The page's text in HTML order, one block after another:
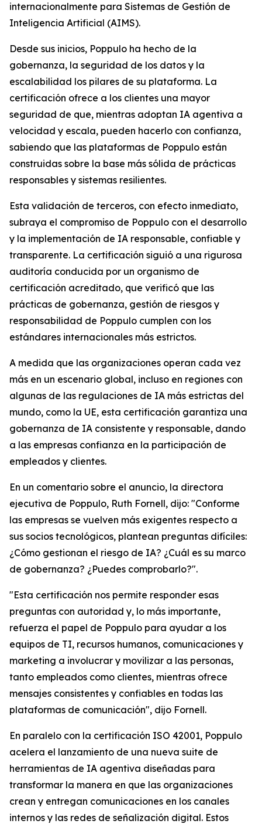
internacionalmente para Sistemas de Gestión de
Inteligencia Artificial (AIMS).
Desde sus inicios, Poppulo ha hecho de la
gobernanza, la seguridad de los datos y la
escalabilidad los pilares de su plataforma. La
certificación ofrece a los clientes una mayor
seguridad de que, mientras adoptan IA agentiva a
velocidad y escala, pueden hacerlo con confianza,
sabiendo que las plataformas de Poppulo están
construidas sobre la base más sólida de prácticas
responsables y sistemas resilientes.
Esta validación de terceros, con efecto inmediato,
subraya el compromiso de Poppulo con el desarrollo
y la implementación de IA responsable, confiable y
transparente. La certificación siguió a una rigurosa
auditoría conducida por un organismo de
certificación acreditado, que verificó que las
prácticas de gobernanza, gestión de riesgos y
responsabilidad de Poppulo cumplen con los
estándares internacionales más estrictos.
A medida que las organizaciones operan cada vez
más en un escenario global, incluso en regiones con
algunas de las regulaciones de IA más estrictas del
mundo, como la UE, esta certificación garantiza una
gobernanza de IA consistente y responsable, dando
a las empresas confianza en la participación de
empleados y clientes.
En un comentario sobre el anuncio, la directora
ejecutiva de Poppulo, Ruth Fornell, dijo: "Conforme
las empresas se vuelven más exigentes respecto a
sus socios tecnológicos, plantean preguntas difíciles:
¿Cómo gestionan el riesgo de IA? ¿Cuál es su marco
de gobernanza? ¿Puedes comprobarlo?".
"Esta certificación nos permite responder esas
preguntas con autoridad y, lo más importante,
refuerza el papel de Poppulo para ayudar a los
equipos de TI, recursos humanos, comunicaciones y
marketing a involucrar y movilizar a las personas,
tanto empleados como clientes, mientras ofrece
mensajes consistentes y confiables en todas las
plataformas de comunicación", dijo Fornell.
En paralelo con la certificación ISO 42001, Poppulo
acelera el lanzamiento de una nueva suite de
herramientas de IA agentiva diseñadas para
transformar la manera en que las organizaciones
crean y entregan comunicaciones en los canales
internos y las redes de señalización digital. Estos